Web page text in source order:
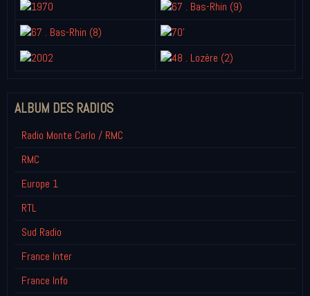
ALBUM DES RADIOS
Radio Monte Carlo / RMC
RMC
Europe 1
RTL
Sud Radio
France Inter
France Info